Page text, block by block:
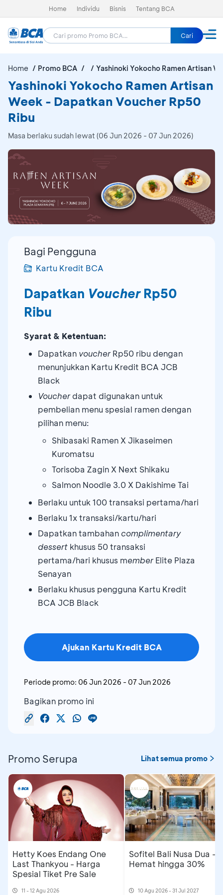
Home Individu Bisnis Tentang BCA
Cari
Home Promo BCA Yashinoki Yokocho Ramen Artisan
Yashinoki Yokocho Ramen Artisan
Week - Dapatkan Voucher Rp50
Ribu
Masa berlaku sudah lewat (06 Jun 2026 - 07 Jun 2026)
Bagi Pengguna
Kartu Kredit BCA
Dapatkan Voucher Rp50
Ribu
Syarat & Ketentuan:
Dapatkan voucherRp50 ribu dengan
menunjukkan Kartu Kredit BCA JCB
Black
Voucherdapat digunakan untuk
pembelian menu spesial ramen dengan
pilihan menu:
Shibasaki Ramen X Jikaseimen
Kuromatsu
Torisoba Zagin X Next Shikaku
Salmon Noodle 3.0 X Dakishime Tai
Berlaku untuk 100 transaksi pertama/hari
Berlaku 1x transaksi/kartu/hari
Dapatkan tambahan complimentary
dessert khusus 50 transaksi
pertama/hari khusus memberElite Plaza
Senayan
Berlaku khusus pengguna Kartu Kredit
BCA JCB Black
Ajukan Kartu Kredit BCA
Periode promo: 06 Jun 2026 - 07 Jun 2026
Bagikan promo ini
Promo Serupa Lihat semua promo
Hetty Koes Endang One
Last Thankyou - Harga
Spesial Tiket Pre Sale
11 - 12 Agu 2026
Sofitel Bali Nusa Dua -
Hemat hingga 30%
10 Agu 2026 - 31 Jul 2027